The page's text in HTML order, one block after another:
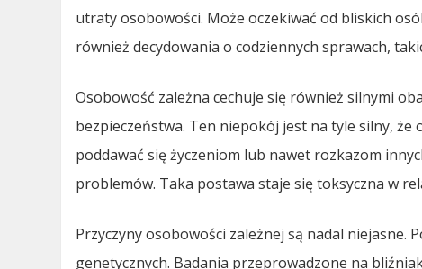
utraty osobowości. Może oczekiwać od bliskich
również decydowania o codziennych sprawach,
Osobowość zależna cechuje się również silnymi
bezpieczeństwa. Ten niepokój jest na tyle silny,
poddawać się życzeniom lub nawet rozkazom
problemów. Taka postawa staje się toksyczna w
Przyczyny osobowości zależnej są nadal niejasne.
genetycznych. Badania przeprowadzone na